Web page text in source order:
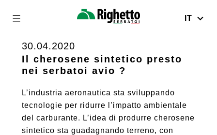
content
Righetto
IT
30.04.2020
Il cherosene sintetico presto
nei serbatoi avio ?
L’industria aeronautica sta sviluppando
tecnologie per ridurre l’impatto ambientale
del carburante. L’idea di produrre cherosene
sintetico sta guadagnando terreno, con